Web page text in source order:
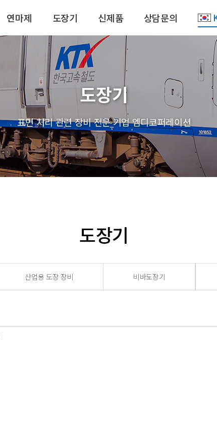
연마제 도장기 신제품 상담문의
도장기
표면 처리 관련 장비 전문 기업 엠디코퍼레이션
도장기
산업용 도장 장비 비바도장기